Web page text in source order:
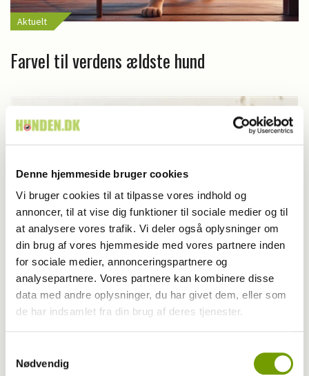
Denne hjemmeside bruger cookies
Vi bruger cookies til at tilpasse vores indhold og
annoncer, til at vise dig funktioner til sociale medier og til
at analysere vores trafik. Vi deler også oplysninger om
din brug af vores hjemmeside med vores partnere inden
for sociale medier, annonceringspartnere og
analysepartnere. Vores partnere kan kombinere disse
data med andre oplysninger, du har givet dem, eller som
de har indsamlet fra din brug af deres tjenester.
Nødvendig
Aktuelt
Farvel til verdens ældste hund
Adfærd
Hvorfor graver hunden i kurven?